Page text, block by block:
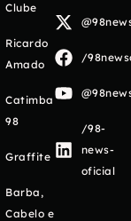
Clube
Ricardo
Amado
Catimba
98
Graffite
Barba,
Cabelo e
/
/98-
news-
oficial